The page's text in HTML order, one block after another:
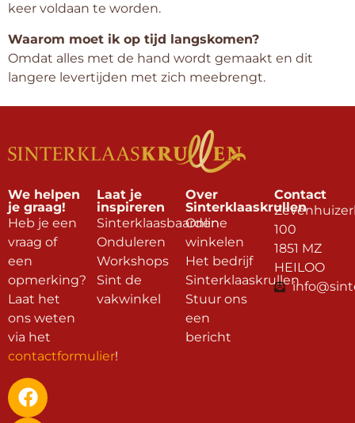
keer voldaan te worden.
Waarom moet ik op tijd langskomen?
Omdat alles met de hand wordt gemaakt en dit
langere levertijden met zich meebrengt.
We helpen
je graag!
Heb je een
vraag of
een
opmerking?
Laat het
ons weten
via het
contactformulier!
Laat je
inspireren
Sinterklaasbaarden
Onduleren
Workshops
Sint de
vakwinkel
Over
Sinterklaaskrullen
Online
winkelen
Het bedrijf
Sinterklaaskrullen
Stuur ons
een
bericht
Contact
100
1851 MZ
HEILOO